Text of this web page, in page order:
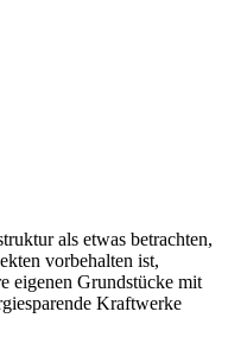
als etwas betrachten,
vorbehalten ist,
eigenen Grundstücke mit
Kraftwerke